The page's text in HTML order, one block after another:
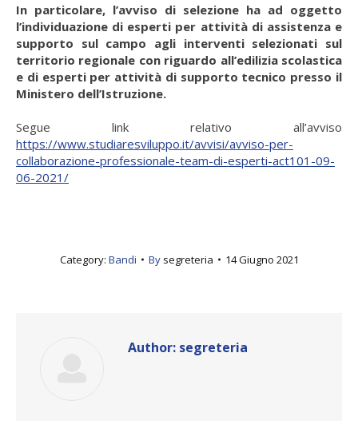
In particolare, l’avviso di selezione ha ad oggetto
l’individuazione di esperti per attività di assistenza e
supporto sul campo agli interventi selezionati sul
territorio regionale con riguardo all’edilizia scolastica
e di esperti per attività di supporto tecnico presso il
Ministero dell’Istruzione.
Segue link relativo all’avviso
https://www.studiaresviluppo.it/avvisi/avviso-per-
collaborazione-professionale-team-di-esperti-act101-09-
06-2021/
Category: Bandi By segreteria 14 Giugno 2021
Author: segreteria